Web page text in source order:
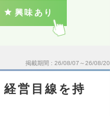
興味あり
掲載期間 26/08/07～26/08/20
営目線を持